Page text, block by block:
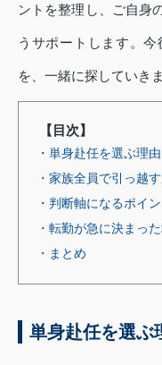
ントを整理し、ご自身
うサポートします。
を、一緒に探していき
【目次】
・単身赴任を選ぶ理
・家族全員で引っ越
・判断軸になるポイ
・転勤が急に決まっ
・まとめ
単身赴任を選ぶ